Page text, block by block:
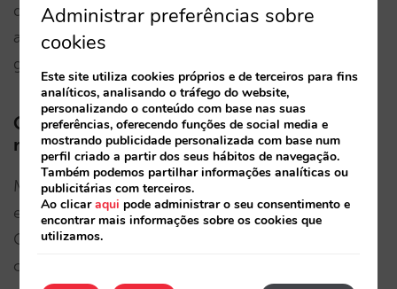
que atualmente, podendo licitar de forma mais
agressiva, caso considere essa possibilidade, para
ganhar ainda mais visibilidade.
Como posso verificar se o meu canal direto
mostra os preços com adultos e crianças?
Muito simples. Procure o seu hotel no Google e
entre no módulo do Hotel Ads. Por defeito, o
Google seleciona 2 pessoas. Mude para uma
ocupação com crianças.
Administrar preferências sobre
cookies
Este site utiliza cookies próprios e de terceiros para fins
analíticos, analisando o tráfego do website,
personalizando o conteúdo com base nas suas
preferências, oferecendo funções de social media e
mostrando publicidade personalizada com base num
perfil criado a partir dos seus hábitos de navegação.
Também podemos partilhar informações analíticas ou
publicitárias com terceiros.
Ao clicaraqui pode administrar o seu consentimento e
encontrar mais informações sobre os cookies que
utilizamos.